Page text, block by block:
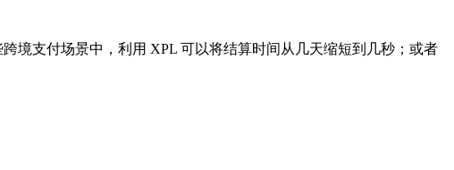
境支付场景中，利用 XPL 可以将结算时间从几天缩短到几秒；或者